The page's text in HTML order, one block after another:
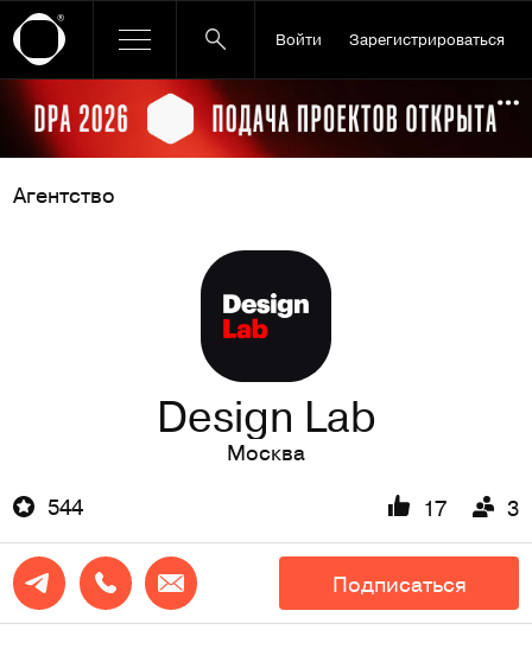
Войти Зарегистрироваться
Ссылка баннера
Агентство
Design Lab
Москва
544
17 3
Подписаться